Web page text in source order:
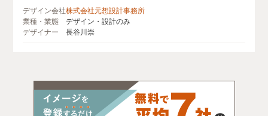
デザイン会社株式会社元想設計事務所
業種・業態
デザイン・設計のみ
デザイナー
長谷川崇